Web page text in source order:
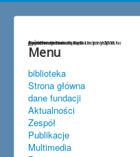
życzenia
Przedwojenna lokalizacja lotniska
gen.Hermaszewski w Lisich Kątach
szybownictwo
baloniarstwo
goście w Lisich Kątach
Spitfire w Lisich Kątach maj 2018
Menu
biblioteka
Strona główna
dane fundacji
Aktualności
Zespół
Publikacje
Multimedia